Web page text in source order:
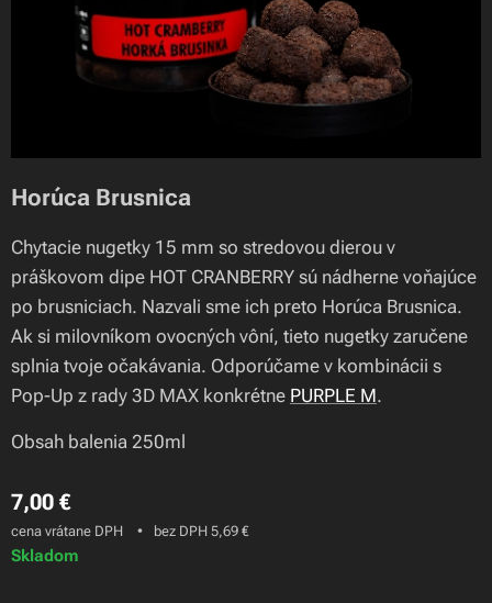
Horúca Brusnica
Chytacie nugetky 15 mm so stredovou dierou v
práškovom dipe HOT CRANBERRY sú nádherne voňajúce
po brusniciach. Nazvali sme ich preto Horúca Brusnica.
Ak si milovníkom ovocných vôní, tieto nugetky zaručene
splnia tvoje očakávania. Odporúčame v kombinácii s
Pop-Up z rady 3D MAX konkrétne PURPLE M.
Obsah balenia 250ml
7,00 €
cena vrátane DPH bez DPH 5,69 €
Skladom